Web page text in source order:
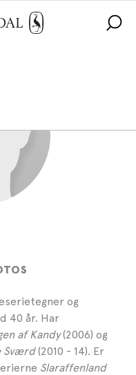
og
40 år. Har
af Kandy(2006) og
Sværd(2010 - 14). Er
Slaraffenland